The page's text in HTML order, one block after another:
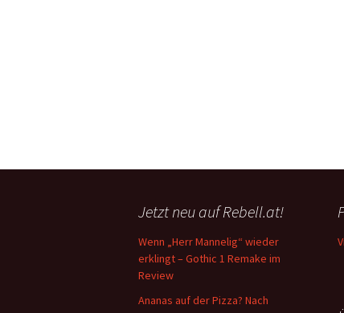
Jetzt neu auf Rebell.at!
Wenn „Herr Mannelig“ wieder
erklingt – Gothic 1 Remake im
Review
Ananas auf der Pizza? Nach